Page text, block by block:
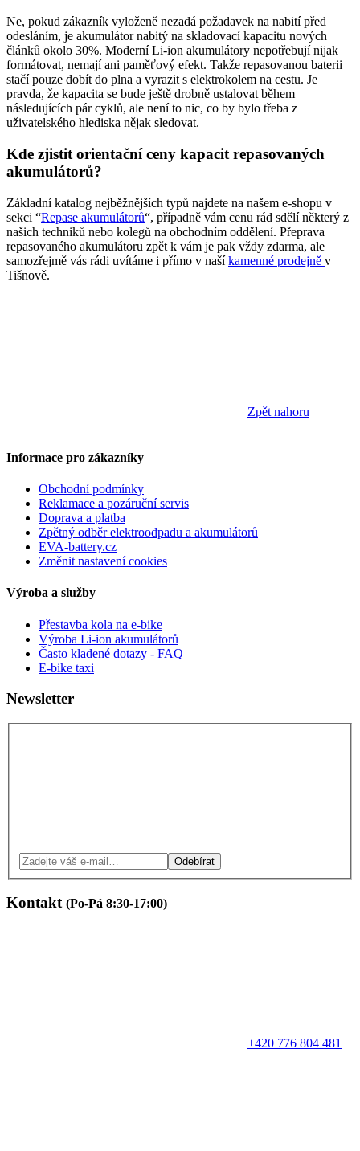
Ne, pokud zákazník vyloženě nezadá požadavek na nabití před
odesláním, je akumulátor nabitý na skladovací kapacitu nových
článků okolo 30%. Moderní Li-ion akumulátory nepotřebují nijak
formátovat, nemají ani paměťový efekt. Takže repasovanou baterii
stačí pouze dobít do plna a vyrazit s elektrokolem na cestu. Je
pravda, že kapacita se bude ještě drobně ustalovat během
následujících pár cyklů, ale není to nic, co by bylo třeba z
uživatelského hlediska nějak sledovat.
Kde zjistit orientační ceny kapacit repasovaných
akumulátorů?
Základní katalog nejběžnějších typů najdete na našem e-shopu v
sekci “Repase akumulátorů“, případně vám cenu rád sdělí některý z
našich techniků nebo kolegů na obchodním oddělení. Přeprava
repasovaného akumulátoru zpět k vám je pak vždy zdarma, ale
samozřejmě vás rádi uvítáme i přímo v našíkamenné prodejně v
Tišnově.
Zpět nahoru
Informace pro zákazníky
Obchodní podmínky
Reklamace a pozáruční servis
Doprava a platba
Zpětný odběr elektroodpadu a akumulátorů
EVA-battery.cz
Změnit nastavení cookies
Výroba a služby
Přestavba kola na e-bike
Výroba Li-ion akumulátorů
Často kladené dotazy - FAQ
E-bike taxi
Newsletter
Odebírat
Kontakt (Po-Pá 8:30-17:00)
+420 776 804 481